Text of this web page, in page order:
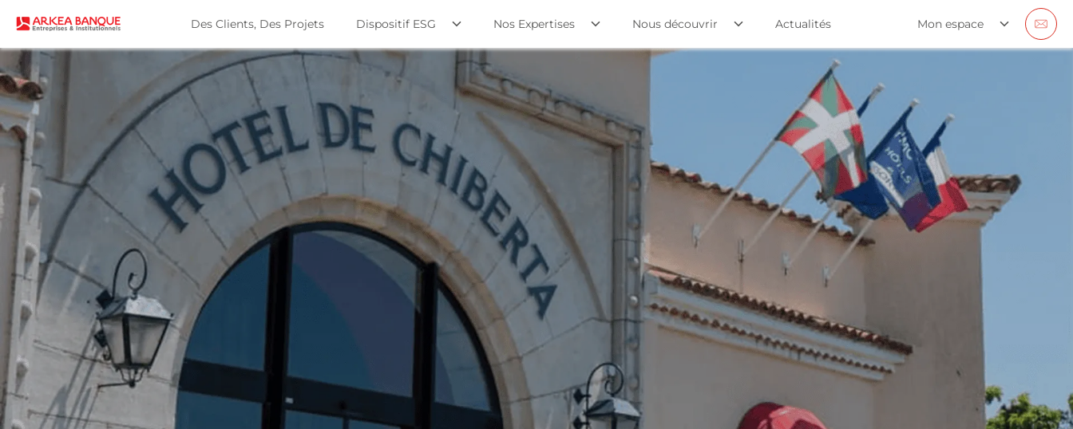
Des Clients, Des Projets Dispositif ESG Nos Expertises Nous découvrir Actualités Mon espace